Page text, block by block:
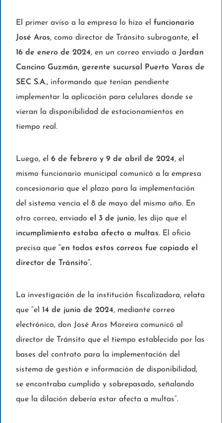
El primer aviso a la empresa lo hizo el funcionario
José Aros, como director de Tránsito subrogante,el
16 de enero de 2024, en un correo enviado a Jordan
Cancino Guzmán, gerente sucursal Puerto Varas de
SEC S.A., informando que tenían pendiente
implementar la aplicación para celulares donde se
vieran la disponibilidad de estacionamientos en
tiempo real.
Luego, el 6 de febrero y 9 de abril de 2024, el
mismo funcionario municipal comunicó a la empresa
concesionaria que el plazo para la implementación
del sistema vencía el 8 de mayo del mismo año. En
otro correo, enviado el 3 de junio, les dijo que el
incumplimiento estaba afecto a multas. El oficio
precisa que “en todos estos correos fue copiado el
director de Tránsito”.
La investigación de la institución fiscalizadora, relata
que “el 14 de junio de 2024, mediante correo
electrónico, don José Aros Moreira comunicó al
director de Tránsito que el tiempo establecido por las
bases del contrato para la implementación del
sistema de gestión e información de disponibilidad,
se encontraba cumplido y sobrepasado, señalando
que la dilación debería estar afecta a multas”.